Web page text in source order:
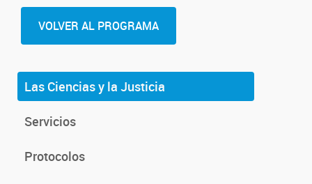
VOLVER AL PROGRAMA
Las Ciencias y la Justicia
Servicios
Protocolos